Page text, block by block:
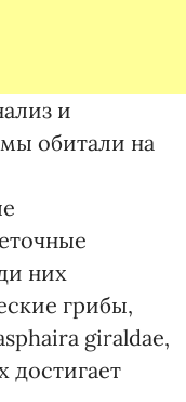
и
обитали на
них
грибы,
giraldae,
достигает